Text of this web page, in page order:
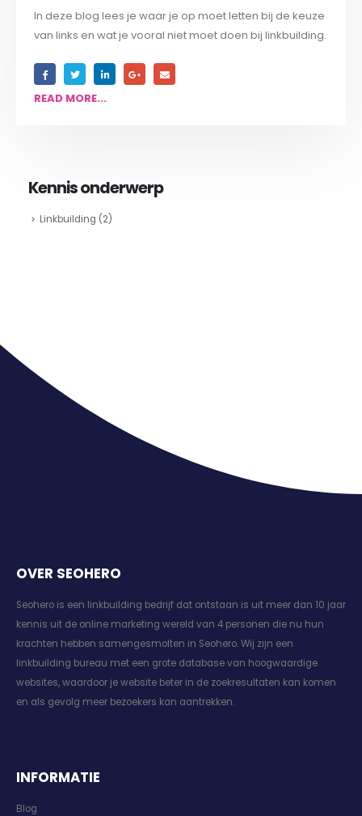
In deze blog lees je waar je op moet letten bij de keuze
van links en wat je vooral niet moet doen bij linkbuilding.
READ MORE...
Kennis onderwerp
Linkbuilding (2)
OVER SEOHERO
Seohero is een linkbuilding bedrijf dat ontstaan is uit meer dan 10 jaar
kennis uit de online marketing wereld van 4 personen die nu hun
krachten hebben samengesmolten in Seohero. Wij zijn een
linkbuilding bureau met een grote database van hoogwaardige
websites, waardoor je website beter in de zoekresultaten kan komen
en als gevolg meer bezoekers kan aantrekken.
INFORMATIE
Blog